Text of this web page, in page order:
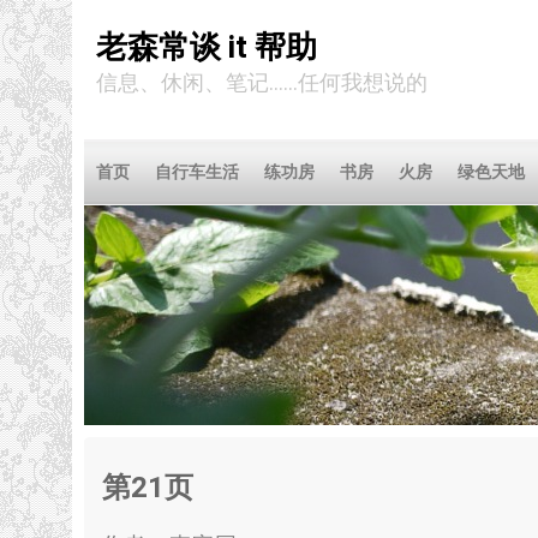
老森常谈 it 帮助
信息、休闲、笔记……任何我想说的
首页 自行车生活 练功房 书房 火房 绿色天地
第21页